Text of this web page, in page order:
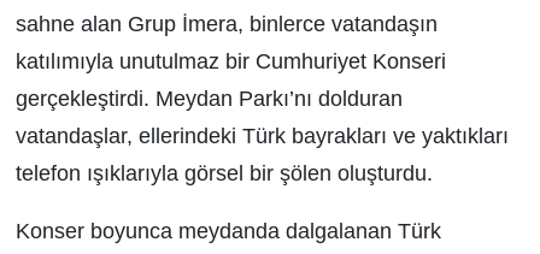
sahne alan Grup İmera, binlerce vatandaşın
katılımıyla unutulmaz bir Cumhuriyet Konseri
gerçekleştirdi. Meydan Parkı’nı dolduran
vatandaşlar, ellerindeki Türk bayrakları ve yaktıkları
telefon ışıklarıyla görsel bir şölen oluşturdu.
Konser boyunca meydanda dalgalanan Türk